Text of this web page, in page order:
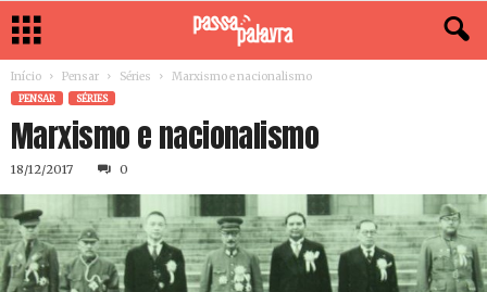
Início Pensar Séries Marxismo e nacionalismo
PENSAR SÉRIES
Marxismo e nacionalismo
18/12/2017 0